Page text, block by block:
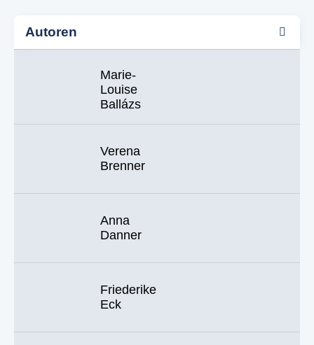
Autoren
Marie-
Louise
Ballázs
Verena
Brenner
Anna
Danner
Friederike
Eck